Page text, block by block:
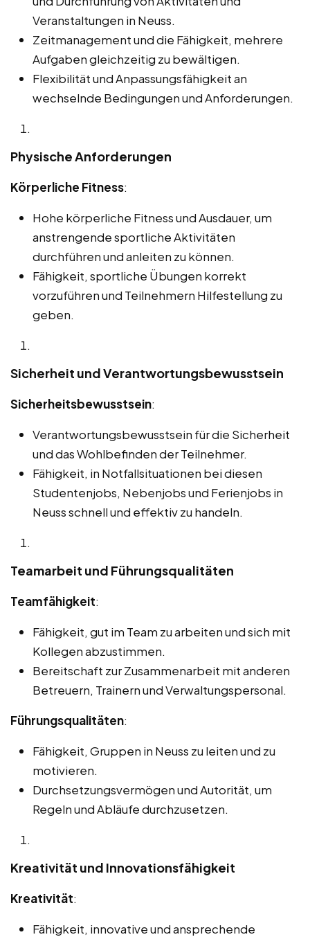
Veranstaltungen in Neuss.
Zeitmanagement und die Fähigkeit, mehrere
Aufgaben gleichzeitig zu bewältigen.
Flexibilität und Anpassungsfähigkeit an
wechselnde Bedingungen und Anforderungen.
Physische Anforderungen
Körperliche Fitness:
Hohe körperliche Fitness und Ausdauer, um
anstrengende sportliche Aktivitäten
durchführen und anleiten zu können.
Fähigkeit, sportliche Übungen korrekt
vorzuführen und Teilnehmern Hilfestellung zu
geben.
Sicherheit und Verantwortungsbewusstsein
Sicherheitsbewusstsein:
Verantwortungsbewusstsein für die Sicherheit
und das Wohlbefinden der Teilnehmer.
Fähigkeit, in Notfallsituationen bei diesen
Studentenjobs, Nebenjobs und Ferienjobs in
Neuss schnell und effektiv zu handeln.
Teamarbeit und Führungsqualitäten
Teamfähigkeit:
Fähigkeit, gut im Team zu arbeiten und sich mit
Kollegen abzustimmen.
Bereitschaft zur Zusammenarbeit mit anderen
Betreuern, Trainern und Verwaltungspersonal.
Führungsqualitäten:
Fähigkeit, Gruppen in Neuss zu leiten und zu
motivieren.
Durchsetzungsvermögen und Autorität, um
Regeln und Abläufe durchzusetzen.
Kreativität und Innovationsfähigkeit
Kreativität:
Fähigkeit, innovative und ansprechende